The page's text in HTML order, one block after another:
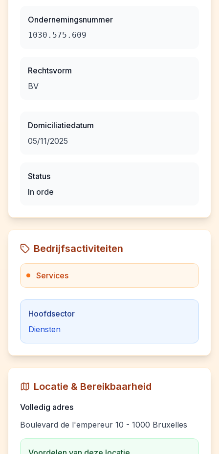
Ondernemingsnummer
1030.575.609
Rechtsvorm
BV
Domiciliatiedatum
05/11/2025
Status
In orde
Bedrijfsactiviteiten
Services
Hoofdsector
Diensten
Locatie & Bereikbaarheid
Volledig adres
Boulevard de l'empereur 10 - 1000 Bruxelles